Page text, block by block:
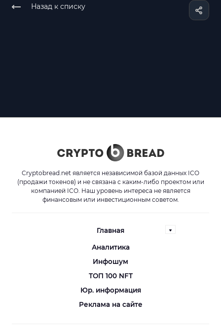
Назад к списку
Cryptobread.net является независимой базой данных ICO
(продажи токенов) и не связана с каким-либо проектом или
компанией ICO. Наш уровень интереса не является
финансовым или инвестиционным советом.
Главная
Аналитика
Инфошум
ТОП 100 NFT
Юр. информация
Реклама на сайте